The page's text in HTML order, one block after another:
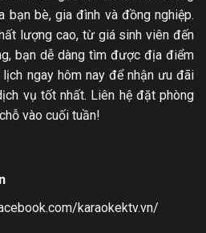
bạn bè, gia đình và đồng nghiệp.
lượng cao, từ giá sinh viên đến
bạn dễ dàng tìm được địa điểm
ngay hôm nay để nhận ưu đãi
vụ tốt nhất. Liên hệ đặt phòng
vào cuối tuần!
karaokektv.vn/